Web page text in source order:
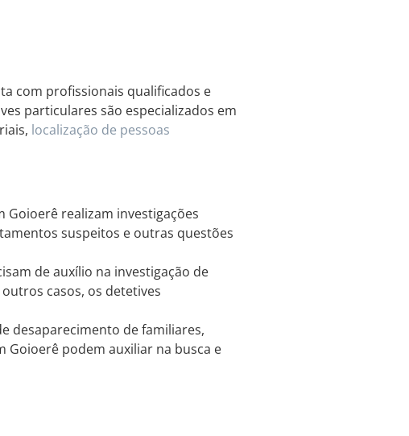
com profissionais qualificados e
particulares são especializados em
localização de pessoas
Goioerê realizam investigações
suspeitos e outras questões
de auxílio na investigação de
casos, os detetives
desaparecimento de familiares,
Goioerê podem auxiliar na busca e